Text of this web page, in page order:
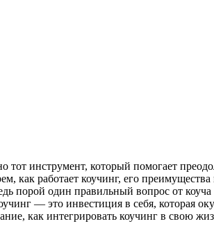
инструмент, который помогает
как работает коучинг, его
порой один правильный вопрос от коуча
— это инвестиция в себя, которая
как интегрировать коучинг в свою